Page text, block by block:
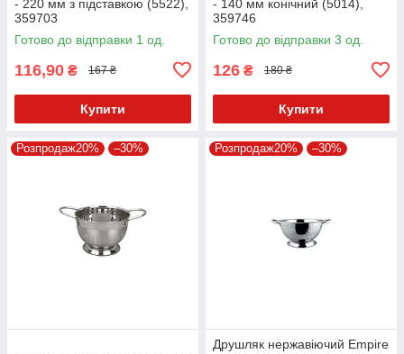
- 220 мм з підставкою (5522),
359703
Готово до відправки 1 од.
116,90 ₴ 167 ₴
Купити
- 140 мм конічний (5014),
359746
Готово до відправки 3 од.
126 ₴ 180 ₴
Купити
Розпродаж20% –30% Розпродаж20% –30%
Друшляк нержавіючий Empire